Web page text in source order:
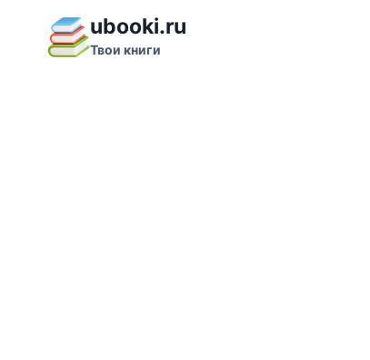
содержимому
ubooki.ru
Твои книги